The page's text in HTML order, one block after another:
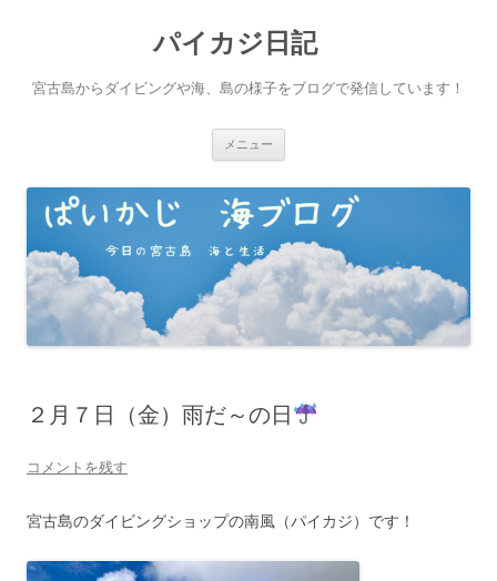
パイカジ日記
宮古島からダイビングや海、島の様子をブログで発信しています！
メニュー
ツ
へ
ス
キ
ッ
プ
２月７日（金）雨だ～の日
コメントを残す
宮古島のダイビングショップの南風（パイカジ）です！